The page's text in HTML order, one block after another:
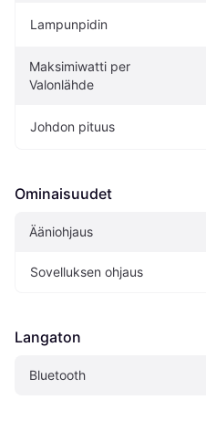
Lampunpidin
Maksimiwatti per
Valonlähde
Johdon pituus
Ominaisuudet
Ääniohjaus
Sovelluksen ohjaus
Langaton
Bluetooth